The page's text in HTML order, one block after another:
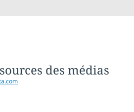
des médias